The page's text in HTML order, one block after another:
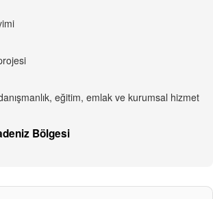
eğitim, emlak ve kurumsal hizmet
Bölgesi